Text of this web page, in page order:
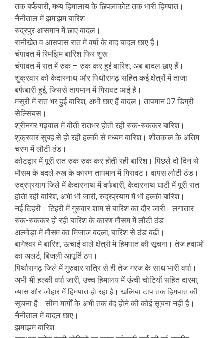
तक बर्फबारी, मध्य हिमालाय के छिपलाकोट तक भारी हिमपात।
नैनीताल में झमाझम बारिश।
रुद्रपुर आसमान में छाए बादल।
रानीखेत व आसपास रात में वर्षा के बाद बादल छाए हैं।
चंपावत में रिमझिम बारिश फिर शुरू।
चंपावत में रात में रुक – रुक कर हुई बारिश, अब बादल छाए हैं।
शुक्रवार को केदारनाथ और पिथौरागढ़ सहित कई क्षेत्रों में ताजा
बर्फबारी हुई, जिससे तापमान में गिरावट आई है।
मसूरी में रात भर हुई बारिश, अभी छाए हैं बादल। तापमान 07 डिग्री
सेल्सियस।
श्रीनगर गढ़वाल में बीती रातभर होती रही रुक-रुककर बारिश।
शुक्रवार सुबह से हो रही हल्की से मध्यम बारिश। शीतकाल के अंतिम
चरण में लौटी ठंड।
कोटद्वार में पूरी रात रुक रुक कर होती रही बारिश। पिछले दो दिन से
मौसम के बदले रुख के कारण तापमान में गिरावट। वापस लौटी ठंड।
रुद्रप्रयाग जिले में केदारनाथ में बर्फबारी, केदारनाथ घाटी में पूरी रात
होती रही बारिश, अभी भी जारी, रुद्रप्रयाग में भी हल्की बारिश।
नई टिहरी। टिहरी में गुरुवार शाम से बारिश का दौर जारी। लगातार
रुक-रुककर हो रही बारिश के कारण मौसम में लौटी ठंड।
अल्मोड़ा में मौसम का मिजाज बदला, बारिश से ठंड बढ़ी।
बागेश्वर में बारिश, ऊंचाई वाले क्षेत्रों में हिमपात की सूचना। तेज हवाओं
का अलर्ट, बिजली आपूर्ति ठप।
पिथौरागढ़ जिले में गुरुवार रात्रि से ही तेज गरज के साथ भारी वर्षा।
अभी भी हल्की वर्षा जारी, उच्च हिमालय में ऊंची चोटियों सहित दारमा,
व्यास और जोहार में हिमपात हो रहा है। खलिया टाप तक हिमपात की
सूचना है। सीमा मार्गों के अभी तक बंद होने की कोई सूचना नहीं है।
नैनीताल में बादल छाए।
झमाझम बारिश